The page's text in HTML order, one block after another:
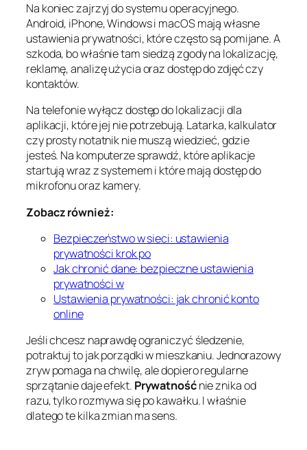
Na koniec zajrzyj do systemu operacyjnego.
Android, iPhone, Windows i macOS mają własne
ustawienia prywatności, które często są pomijane. A
szkoda, bo właśnie tam siedzą zgody na lokalizację,
reklamę, analizę użycia oraz dostęp do zdjęć czy
kontaktów.
Na telefonie wyłącz dostęp do lokalizacji dla
aplikacji, które jej nie potrzebują. Latarka, kalkulator
czy prosty notatnik nie muszą wiedzieć, gdzie
jesteś. Na komputerze sprawdź, które aplikacje
startują wraz z systemem i które mają dostęp do
mikrofonu oraz kamery.
Zobacz również:
Bezpieczeństwo w sieci: ustawienia
prywatności krok po
Jak chronić dane: bezpieczne ustawienia
prywatności w
Ustawienia prywatności: jak chronić konto
online
Jeśli chcesz naprawdę ograniczyć śledzenie,
potraktuj to jak porządki w mieszkaniu. Jednorazowy
zryw pomaga na chwilę, ale dopiero regularne
sprzątanie daje efekt. Prywatnośćnie znika od
razu, tylko rozmywa się po kawałku. I właśnie
dlatego te kilka zmian ma sens.